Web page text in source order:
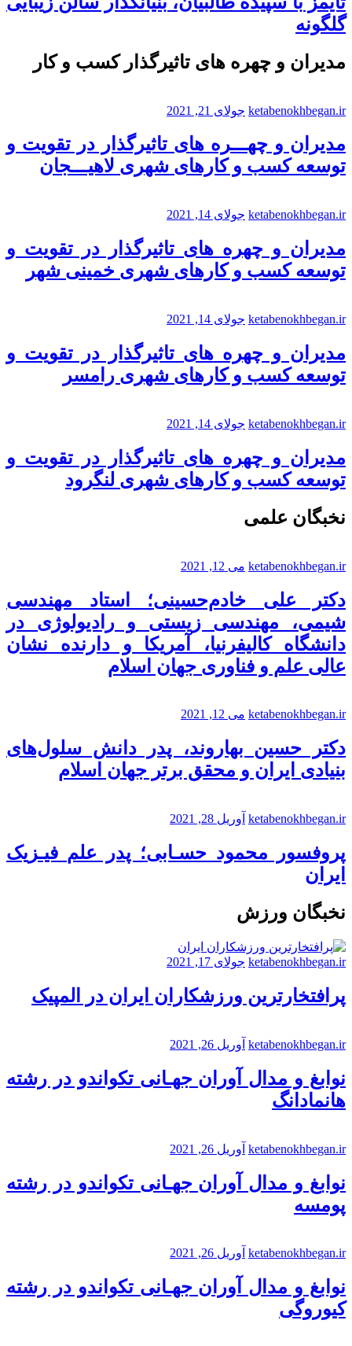
گلگونه
مدیران و چهره های تاثیرگذار کسب و کار
ketabenokhbegan.ir جولای 21, 2021
مدیران و چهـــره های تاثیرگذار در تقویت و
توسعه کسب و کارهای شهری لاهیـــجان
ketabenokhbegan.ir جولای 14, 2021
مدیران و چهره های تاثیرگذار در تقویت و
توسعه کسب و کارهای شهری خمینی شهر
ketabenokhbegan.ir جولای 14, 2021
مدیران و چهره های تاثیرگذار در تقویت و
توسعه کسب و کارهای شهری رامسر
ketabenokhbegan.ir جولای 14, 2021
مدیران و چهره های تاثیرگذار در تقویت و
توسعه کسب و کارهای شهری لنگرود
نخبگان علمی
ketabenokhbegan.ir می 12, 2021
دکتر علی خادم‌حسینی؛ استاد مهندسی
شیمی، مهندسی زیستی و رادیولوژی در
دانشگاه کالیفرنیا، آمریکا و دارنده نشان
عالی علم و فناوری جهان اسلام
ketabenokhbegan.ir می 12, 2021
دکتر حسین بهاروند، پدر دانش سلول‌های
بنیادی ایران و محقق برتر جهان اسلام
ketabenokhbegan.ir آوریل 28, 2021
پروفسور محمود حسـابی؛ پدر علم فیـزیک
ایران
نخبگان ورزش
ketabenokhbegan.ir جولای 17, 2021
پرافتخارترین ورزشکاران ایران در المپیک
ketabenokhbegan.ir آوریل 26, 2021
نوابغ و مدال آوران جهـانی تکواندو در رشته
هانمادانگ
ketabenokhbegan.ir آوریل 26, 2021
نوابغ و مدال آوران جهـانی تکواندو در رشته
پومسه
ketabenokhbegan.ir آوریل 26, 2021
نوابغ و مدال آوران جهـانی تکواندو در رشته
کیوروگی